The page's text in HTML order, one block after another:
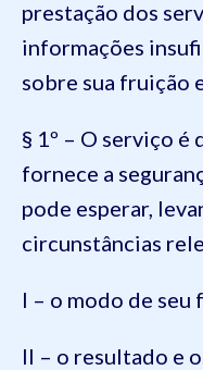
prestação dos
informações
sobre sua fruição
§ 1º – O serviço
fornece a
pode esperar,
circunstâncias
I – o modo de
II – o resultado e